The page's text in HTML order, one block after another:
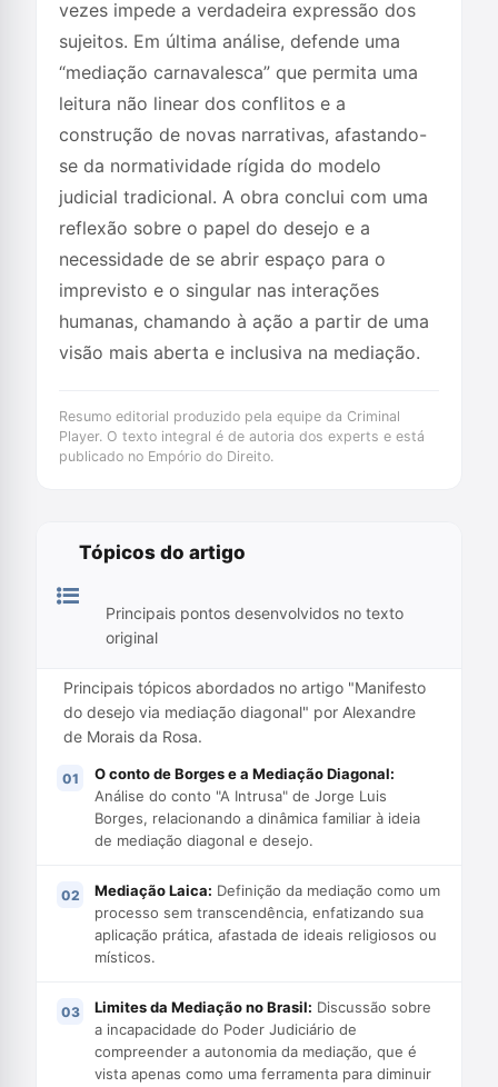
vezes impede a verdadeira expressão dos
sujeitos. Em última análise, defende uma
“mediação carnavalesca” que permita uma
leitura não linear dos conflitos e a
construção de novas narrativas, afastando-
se da normatividade rígida do modelo
judicial tradicional. A obra conclui com uma
reflexão sobre o papel do desejo e a
necessidade de se abrir espaço para o
imprevisto e o singular nas interações
humanas, chamando à ação a partir de uma
visão mais aberta e inclusiva na mediação.
Resumo editorial produzido pela equipe da Criminal
Player. O texto integral é de autoria dos experts e está
publicado no Empório do Direito.
Tópicos do artigo
Principais pontos desenvolvidos no texto
original
Principais tópicos abordados no artigo "Manifesto
do desejo via mediação diagonal" por Alexandre
de Morais da Rosa.
O conto de Borges e a Mediação Diagonal:
Análise do conto "A Intrusa" de Jorge Luis
Borges, relacionando a dinâmica familiar à ideia
de mediação diagonal e desejo.
Mediação Laica: Definição da mediação como um
processo sem transcendência, enfatizando sua
aplicação prática, afastada de ideais religiosos ou
místicos.
Limites da Mediação no Brasil: Discussão sobre
a incapacidade do Poder Judiciário de
compreender a autonomia da mediação, que é
vista apenas como uma ferramenta para diminuir